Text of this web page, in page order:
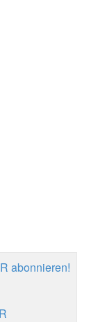
abonnieren!